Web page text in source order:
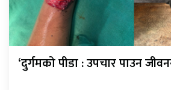
‘दुर्गमको पीडा : उपचार पाउन